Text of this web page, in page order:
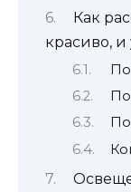
Как
красиво, и